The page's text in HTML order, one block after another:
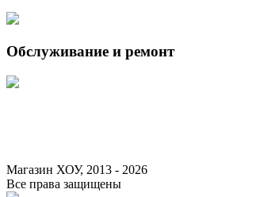
Обслуживание и ремонт
Магазин ХОУ, 2013 - 2026
Все права защищены